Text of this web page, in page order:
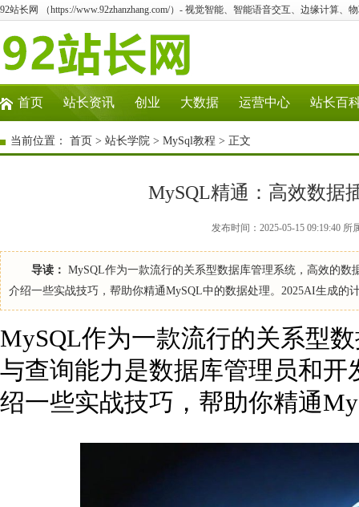
92站长网 （https://www.92zhanzhang.com/）- 视觉智能、智能语音交互、边缘计算、
首页 站长资讯 创业 大数据 运营中心 站长百
当前位置： 首页 > 站长学院 > MySql教程 > 正文
MySQL精通：高效数据
发布时间：2025-05-15 09:19:40
导读： MySQL作为一款流行的关系型数据库管理系统，高效的
介绍一些实战技巧，帮助你精通MySQL中的数据处理。2025AI生成的
MySQL作为一款流行的关系型
与查询能力是数据库管理员和
绍一些实战技巧，帮助你精通